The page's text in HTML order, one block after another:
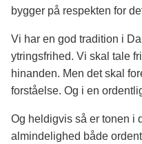
bygger på respekten for
Vi har en god tradition i
ytringsfrihed. Vi skal tale
hinanden. Men det skal
forståelse. Og i en
Og heldigvis så er tonen i
almindelighed både